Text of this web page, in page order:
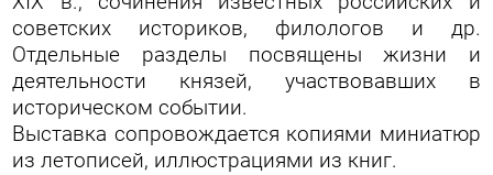
советских историков, филологов и др.
Отдельные разделы посвящены жизни и
деятельности князей, участвовавших в
историческом событии.
Выставка сопровождается копиями миниатюр
из летописей, иллюстрациями из книг.